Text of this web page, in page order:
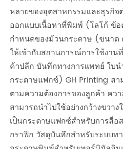
หลายของอุตสาหกรรมและธุรกิจ
ออกแบบเนื้อหาที่พิมพ์ (โลโก้ ข้
กำหนดของม้วนกระดาษ (ขนาด
ให้เข้ากับสถานการณ์การใช้งาน
ค้าปลีก บันทึกทางการแพทย์ ใบ
กระดาษแฟกซ์) GH Printing ส
ตามความต้องการของลูกค้า ค
สามารถนำไปใช้อย่างกว้างขวา
เป็นกระดาษแฟกซ์สำหรับการสื่อ
กราฟิก วัสดุบันทึกสำหรับระบบท